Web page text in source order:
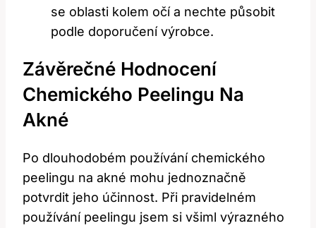
se oblasti kolem očí a nechte působit
podle doporučení výrobce.
Závěrečné Hodnocení
Chemického Peelingu Na
Akné
Po dlouhodobém používání chemického
peelingu na akné mohu jednoznačně
potvrdit jeho účinnost. Při pravidelném
používání peelingu jsem si všiml výrazného